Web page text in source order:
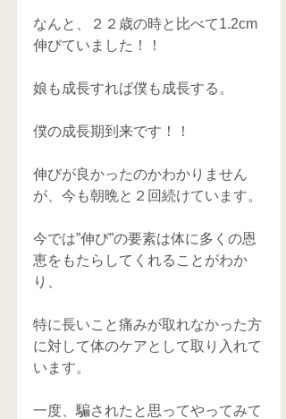
なんと、２２歳の時と比べて1.2cm
伸びていました！！
娘も成長すれば僕も成長する。
僕の成長期到来です！！
伸びが良かったのかわかりません
が、今も朝晩と２回続けています。
今では”伸び”の要素は体に多くの恩
恵をもたらしてくれることがわか
り、
特に長いこと痛みが取れなかった方
に対して体のケアとして取り入れて
います。
一度、騙されたと思ってやってみて